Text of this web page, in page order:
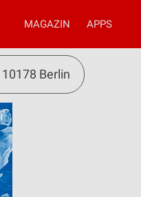
MAGAZIN APPS
10178 Berlin